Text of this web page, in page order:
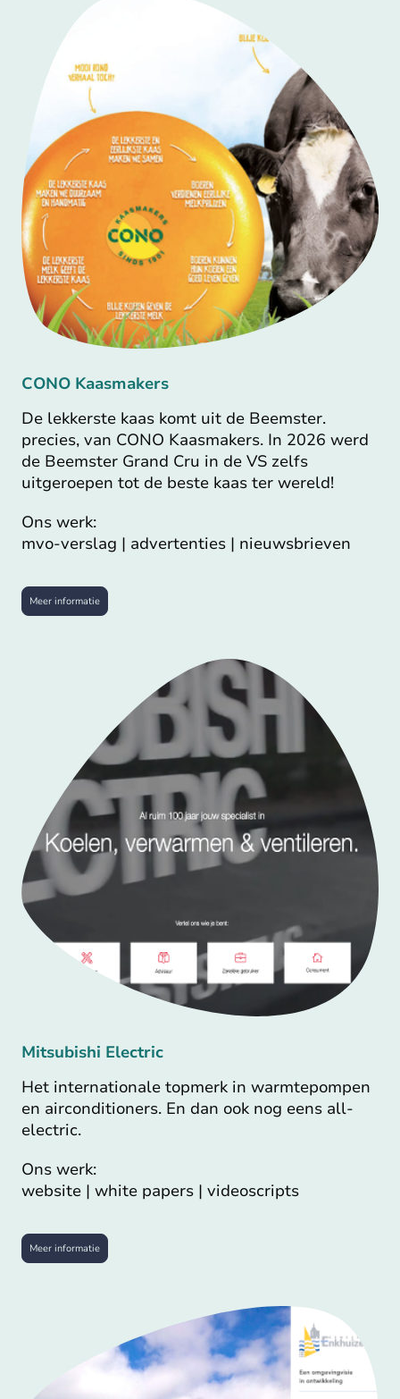
CONO Kaasmakers
De lekkerste kaas komt uit de Beemster.
precies, van CONO Kaasmakers. In 2026 werd
de Beemster Grand Cru in de VS zelfs
uitgeroepen tot de beste kaas ter wereld!
Ons werk:
mvo-verslag | advertenties | nieuwsbrieven
Meer informatie
Mitsubishi Electric
Het internationale topmerk in warmtepompen
en airconditioners. En dan ook nog eens all-
electric.
Ons werk:
website | white papers | videoscripts
Meer informatie